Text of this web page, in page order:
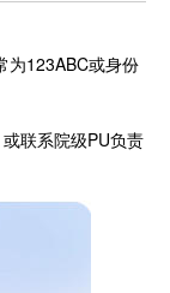
为123ABC或身份
联系院级PU负责